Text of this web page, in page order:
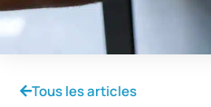
Tous les articles